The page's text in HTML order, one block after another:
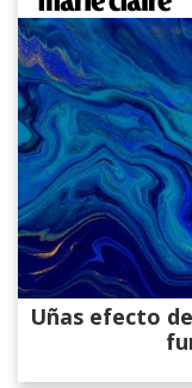
Uñas efecto